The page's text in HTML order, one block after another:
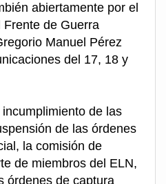
abiertamente por el
de Guerra
Manuel Pérez
del 17, 18 y
de las
de las órdenes
la comisión de
de miembros del ELN,
órdenes de captura